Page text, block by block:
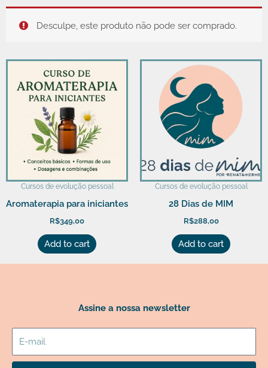
Desculpe, este produto não pode ser comprado.
Cursos de evolução pessoal
Aromaterapia para iniciantes
R$349,00
Add to cart
Cursos de evolução pessoal
28 Dias de MIM
R$288,00
Add to cart
Assine a nossa newsletter
E-
mail